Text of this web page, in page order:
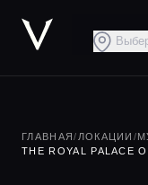
ГЛАВНАЯ/ ЛОКАЦИИ /
THE ROYAL PALACE